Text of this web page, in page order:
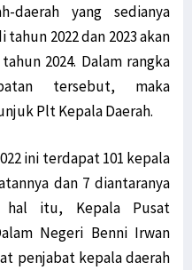
daerah yang sedianya
2022 dan 2023 akan
2024. Dalam rangka
tersebut, maka
Plt Kepala Daerah.
ini terdapat 101 kepala
dan 7 diantaranya
hal itu, Kepala Pusat
Negeri Benni Irwan
penjabat kepala daerah